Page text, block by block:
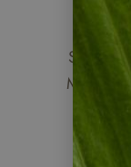
Sie
Mail,